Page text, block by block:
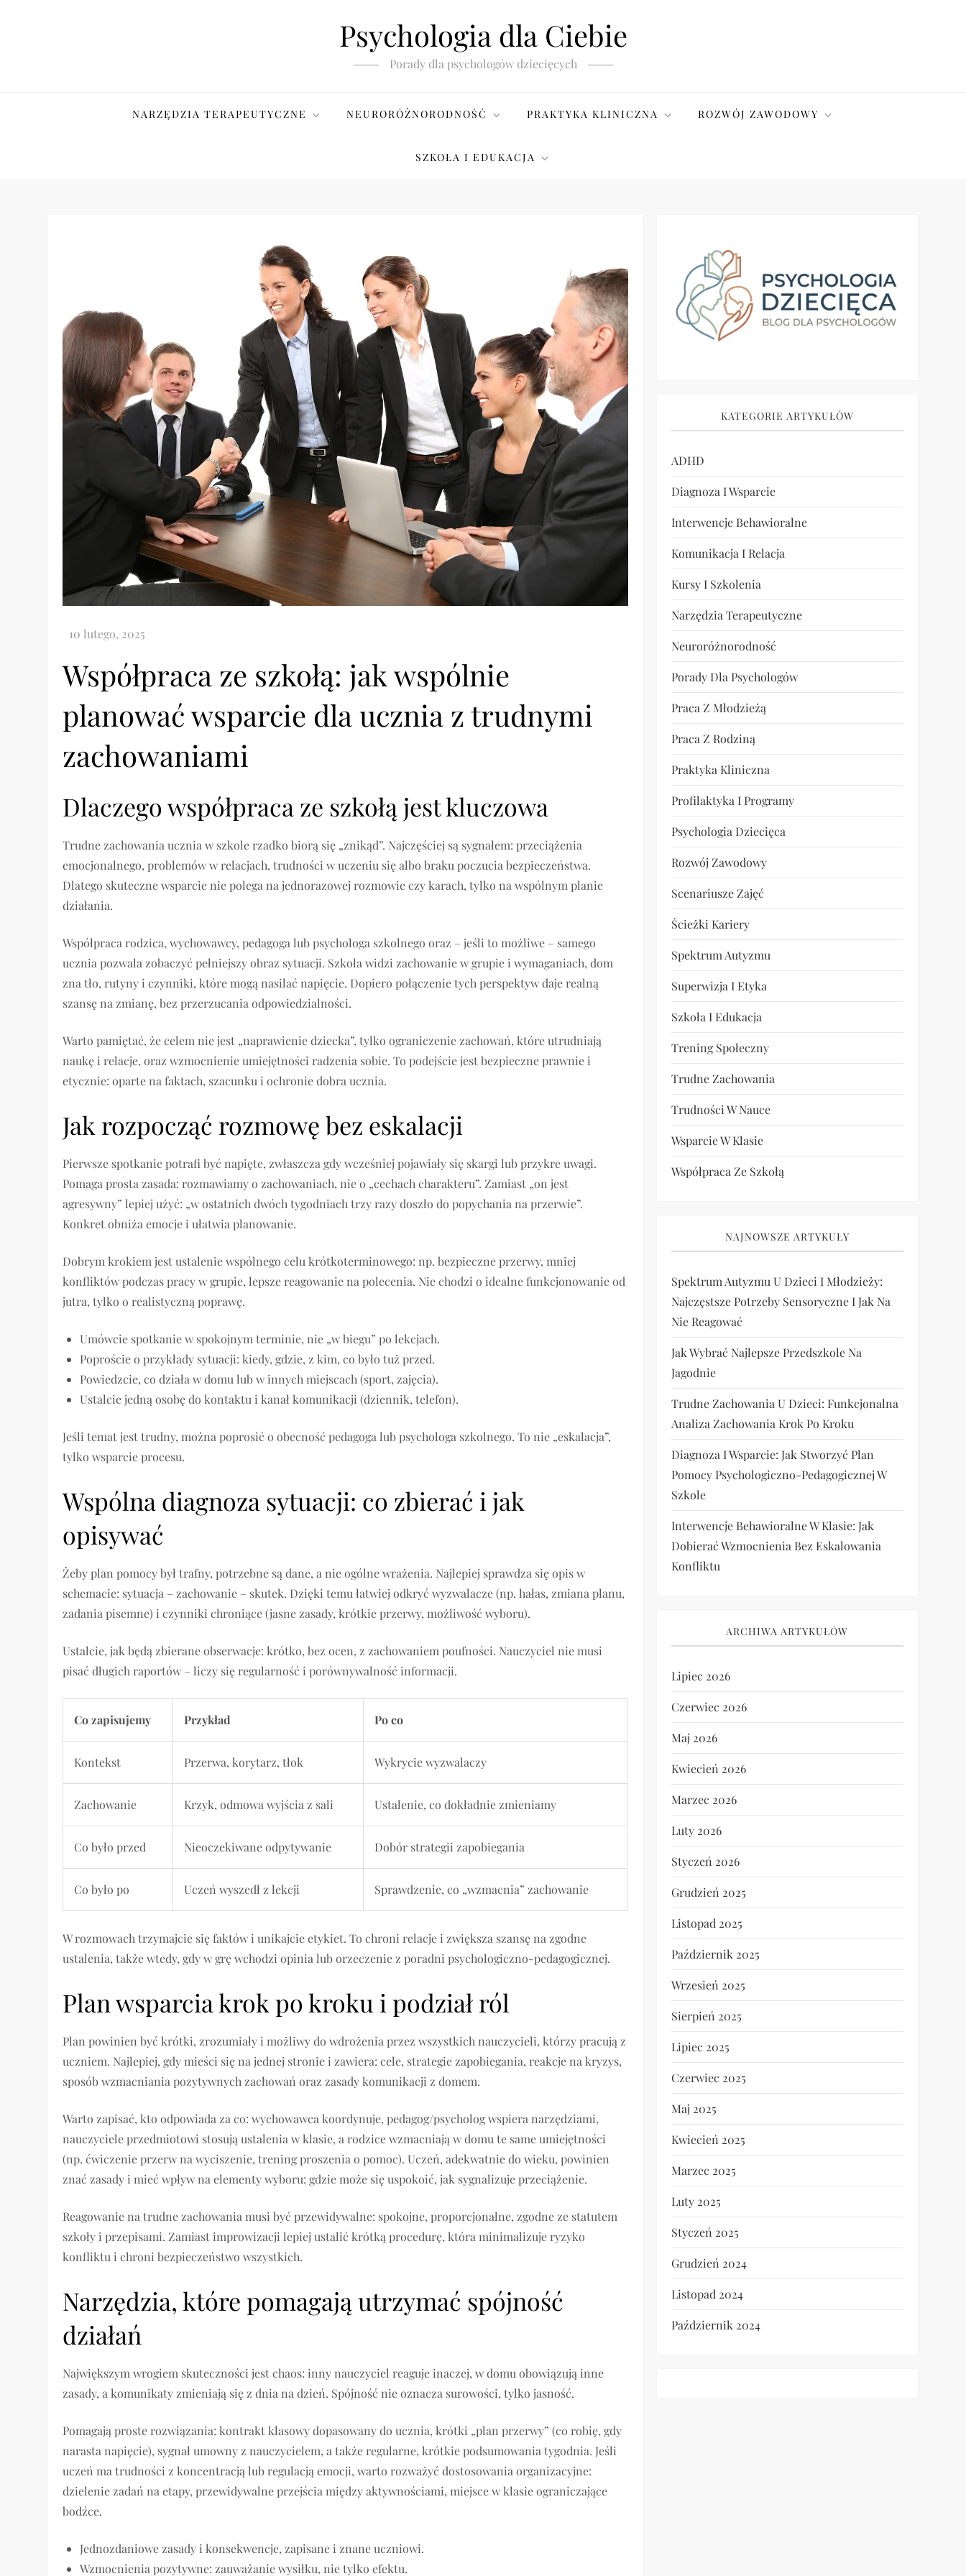
Psychologia dla Ciebie
Porady dla psychologów dziecięcych
NARZĘDZIA TERAPEUTYCZNE NEURORÓŻNORODNOŚĆ PRAKTYKA KLINICZNA ROZWÓJ ZAWODOWY
SZKOŁA I EDUKACJA
Współpraca ze szkołą: jak wspólnie
planować wsparcie dla ucznia z trudnymi
zachowaniami
Dlaczego współpraca ze szkołą jest kluczowa
Trudne zachowania ucznia w szkole rzadko biorą się „znikąd”. Najczęściej są sygnałem: przeciążenia
emocjonalnego, problemów w relacjach, trudności w uczeniu się albo braku poczucia bezpieczeństwa.
Dlatego skuteczne wsparcie nie polega na jednorazowej rozmowie czy karach, tylko na wspólnym planie
działania.
Współpraca rodzica, wychowawcy, pedagoga lub psychologa szkolnego oraz – jeśli to możliwe – samego
ucznia pozwala zobaczyć pełniejszy obraz sytuacji. Szkoła widzi zachowanie w grupie i wymaganiach, dom
zna tło, rutyny i czynniki, które mogą nasilać napięcie. Dopiero połączenie tych perspektyw daje realną
szansę na zmianę, bez przerzucania odpowiedzialności.
Warto pamiętać, że celem nie jest „naprawienie dziecka”, tylko ograniczenie zachowań, które utrudniają
naukę i relacje, oraz wzmocnienie umiejętności radzenia sobie. To podejście jest bezpieczne prawnie i
etycznie: oparte na faktach, szacunku i ochronie dobra ucznia.
Jak rozpocząć rozmowę bez eskalacji
Pierwsze spotkanie potrafi być napięte, zwłaszcza gdy wcześniej pojawiały się skargi lub przykre uwagi.
Pomaga prosta zasada: rozmawiamy o zachowaniach, nie o „cechach charakteru”. Zamiast „on jest
agresywny” lepiej użyć: „w ostatnich dwóch tygodniach trzy razy doszło do popychania na przerwie”.
Konkret obniża emocje i ułatwia planowanie.
Dobrym krokiem jest ustalenie wspólnego celu krótkoterminowego: np. bezpieczne przerwy, mniej
konfliktów podczas pracy w grupie, lepsze reagowanie na polecenia. Nie chodzi o idealne funkcjonowanie od
jutra, tylko o realistyczną poprawę.
Umówcie spotkanie w spokojnym terminie, nie „w biegu” po lekcjach.
Poproście o przykłady sytuacji: kiedy, gdzie, z kim, co było tuż przed.
Powiedzcie, co działa w domu lub w innych miejscach (sport, zajęcia).
Ustalcie jedną osobę do kontaktu i kanał komunikacji (dziennik, telefon).
Jeśli temat jest trudny, można poprosić o obecność pedagoga lub psychologa szkolnego. To nie „eskalacja”,
tylko wsparcie procesu.
Wspólna diagnoza sytuacji: co zbierać i jak
opisywać
Żeby plan pomocy był trafny, potrzebne są dane, a nie ogólne wrażenia. Najlepiej sprawdza się opis w
schemacie: sytuacja – zachowanie – skutek. Dzięki temu łatwiej odkryć wyzwalacze (np. hałas, zmiana planu,
zadania pisemne) i czynniki chroniące (jasne zasady, krótkie przerwy, możliwość wyboru).
Ustalcie, jak będą zbierane obserwacje: krótko, bez ocen, z zachowaniem poufności. Nauczyciel nie musi
pisać długich raportów – liczy się regularność i porównywalność informacji.
Co zapisujemy Przykład Po co
Kontekst Przerwa, korytarz, tłok Wykrycie wyzwalaczy
Zachowanie Krzyk, odmowa wyjścia z sali Ustalenie, co dokładnie zmieniamy
Co było przed Nieoczekiwane odpytywanie Dobór strategii zapobiegania
Co było po Uczeń wyszedł z lekcji Sprawdzenie, co „wzmacnia” zachowanie
W rozmowach trzymajcie się faktów i unikajcie etykiet. To chroni relacje i zwiększa szansę na zgodne
ustalenia, także wtedy, gdy w grę wchodzi opinia lub orzeczenie z poradni psychologiczno-pedagogicznej.
Plan wsparcia krok po kroku i podział ról
Plan powinien być krótki, zrozumiały i możliwy do wdrożenia przez wszystkich nauczycieli, którzy pracują z
uczniem. Najlepiej, gdy mieści się na jednej stronie i zawiera: cele, strategie zapobiegania, reakcje na kryzys,
sposób wzmacniania pozytywnych zachowań oraz zasady komunikacji z domem.
Warto zapisać, kto odpowiada za co: wychowawca koordynuje, pedagog/psycholog wspiera narzędziami,
nauczyciele przedmiotowi stosują ustalenia w klasie, a rodzice wzmacniają w domu te same umiejętności
(np. ćwiczenie przerw na wyciszenie, trening proszenia o pomoc). Uczeń, adekwatnie do wieku, powinien
znać zasady i mieć wpływ na elementy wyboru: gdzie może się uspokoić, jak sygnalizuje przeciążenie.
Reagowanie na trudne zachowania musi być przewidywalne: spokojne, proporcjonalne, zgodne ze statutem
szkoły i przepisami. Zamiast improwizacji lepiej ustalić krótką procedurę, która minimalizuje ryzyko
konfliktu i chroni bezpieczeństwo wszystkich.
Narzędzia, które pomagają utrzymać spójność
działań
Największym wrogiem skuteczności jest chaos: inny nauczyciel reaguje inaczej, w domu obowiązują inne
zasady, a komunikaty zmieniają się z dnia na dzień. Spójność nie oznacza surowości, tylko jasność.
Pomagają proste rozwiązania: kontrakt klasowy dopasowany do ucznia, krótki „plan przerwy” (co robię, gdy
narasta napięcie), sygnał umowny z nauczycielem, a także regularne, krótkie podsumowania tygodnia. Jeśli
uczeń ma trudności z koncentracją lub regulacją emocji, warto rozważyć dostosowania organizacyjne:
dzielenie zadań na etapy, przewidywalne przejścia między aktywnościami, miejsce w klasie ograniczające
bodźce.
Jednozdaniowe zasady i konsekwencje, zapisane i znane uczniowi.
Wzmocnienia pozytywne: zauważanie wysiłku, nie tylko efektu.
KATEGORIE ARTYKUŁÓW
ADHD
Diagnoza I Wsparcie
Interwencje Behawioralne
Komunikacja I Relacja
Kursy I Szkolenia
Narzędzia Terapeutyczne
Neuroróżnorodność
Porady Dla Psychologów
Praca Z Młodzieżą
Praca Z Rodziną
Praktyka Kliniczna
Profilaktyka I Programy
Psychologia Dziecięca
Rozwój Zawodowy
Scenariusze Zajęć
Ścieżki Kariery
Spektrum Autyzmu
Superwizja I Etyka
Szkoła I Edukacja
Trening Społeczny
Trudne Zachowania
Trudności W Nauce
Wsparcie W Klasie
Współpraca Ze Szkołą
NAJNOWSZE ARTYKUŁY
Spektrum Autyzmu U Dzieci I Młodzieży:
Najczęstsze Potrzeby Sensoryczne I Jak Na
Nie Reagować
Jak Wybrać Najlepsze Przedszkole Na
Jagodnie
Trudne Zachowania U Dzieci: Funkcjonalna
Analiza Zachowania Krok Po Kroku
Diagnoza I Wsparcie: Jak Stworzyć Plan
Pomocy Psychologiczno-Pedagogicznej W
Szkole
Interwencje Behawioralne W Klasie: Jak
Dobierać Wzmocnienia Bez Eskalowania
Konfliktu
ARCHIWA ARTYKUŁÓW
Lipiec 2026
Czerwiec 2026
Maj 2026
Kwiecień 2026
Marzec 2026
Luty 2026
Styczeń 2026
Grudzień 2025
Listopad 2025
Październik 2025
Wrzesień 2025
Sierpień 2025
Lipiec 2025
Czerwiec 2025
Maj 2025
Kwiecień 2025
Marzec 2025
Luty 2025
Styczeń 2025
Grudzień 2024
Listopad 2024
Październik 2024